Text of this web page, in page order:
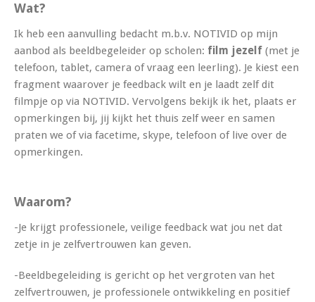
Wat?
Ik heb een aanvulling bedacht m.b.v. NOTIVID op mijn
aanbod als beeldbegeleider op scholen: film jezelf (met je
telefoon, tablet, camera of vraag een leerling). Je kiest een
fragment waarover je feedback wilt en je laadt zelf dit
filmpje op via NOTIVID. Vervolgens bekijk ik het, plaats er
opmerkingen bij, jij kijkt het thuis zelf weer en samen
praten we of via facetime, skype, telefoon of live over de
opmerkingen.
Waarom?
-Je krijgt professionele, veilige feedback wat jou net dat
zetje in je zelfvertrouwen kan geven.
-Beeldbegeleiding is gericht op het vergroten van het
zelfvertrouwen, je professionele ontwikkeling en positief